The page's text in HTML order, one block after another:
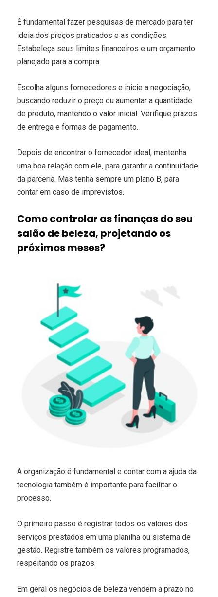
É fundamental fazer pesquisas de mercado para ter
ideia dos preços praticados e as condições.
Estabeleça seus limites financeiros e um orçamento
planejado para a compra.
Escolha alguns fornecedores e inicie a negociação,
buscando reduzir o preço ou aumentar a quantidade
de produto, mantendo o valor inicial. Verifique prazos
de entrega e formas de pagamento.
Depois de encontrar o fornecedor ideal, mantenha
uma boa relação com ele, para garantir a continuidade
da parceria. Mas tenha sempre um plano B, para
contar em caso de imprevistos.
Como controlar as finanças do seu
salão de beleza, projetando os
próximos meses?
A organização é fundamental e contar com a ajuda da
tecnologia também é importante para facilitar o
processo.
O primeiro passo é registrar todos os valores dos
serviços prestados em uma planilha ou sistema de
gestão. Registre também os valores programados,
respeitando os prazos.
Em geral os negócios de beleza vendem a prazo no